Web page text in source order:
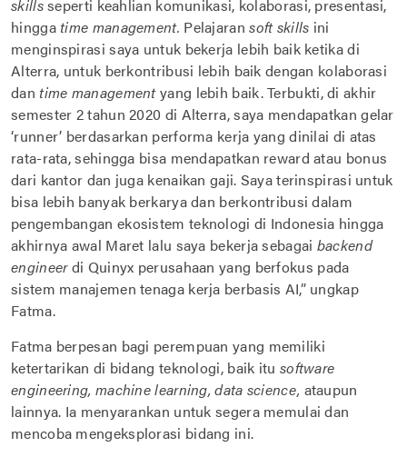
skillsseperti keahlian komunikasi, kolaborasi, presentasi,
hinggatime management. Pelajaransoft skills ini
menginspirasi saya untuk bekerja lebih baik ketika di
Alterra, untuk berkontribusi lebih baik dengan kolaborasi
dan time managementyang lebih baik. Terbukti, di akhir
semester 2 tahun 2020 di Alterra, saya mendapatkan gelar
‘runner’ berdasarkan performa kerja yang dinilai di atas
rata-rata, sehingga bisa mendapatkan reward atau bonus
dari kantor dan juga kenaikan gaji. Saya terinspirasi untuk
bisa lebih banyak berkarya dan berkontribusi dalam
pengembangan ekosistem teknologi di Indonesia hingga
akhirnya awal Maret lalu saya bekerja sebagai backend
engineerdi Quinyx perusahaan yang berfokus pada
sistem manajemen tenaga kerja berbasis AI,” ungkap
Fatma.
Fatma berpesan bagi perempuan yang memiliki
ketertarikan di bidang teknologi, baik itu software
engineering, machine learning, data science, ataupun
lainnya. Ia menyarankan untuk segera memulai dan
mencoba mengeksplorasi bidang ini.